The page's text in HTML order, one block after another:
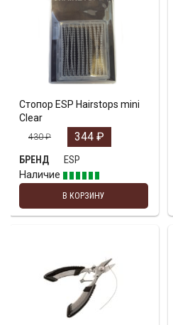
Стопор ESP Hairstops mini
Clear
430₽ 344 ₽
БРЕНД
ESP
Наличие
В КОРЗИНУ